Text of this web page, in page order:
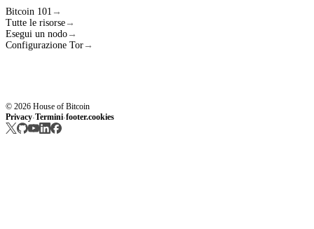
Bitcoin 101 →
Tutte le risorse →
Esegui un nodo →
Configurazione Tor →
© 2026 House of Bitcoin
Privacy·Termini·footer.cookies